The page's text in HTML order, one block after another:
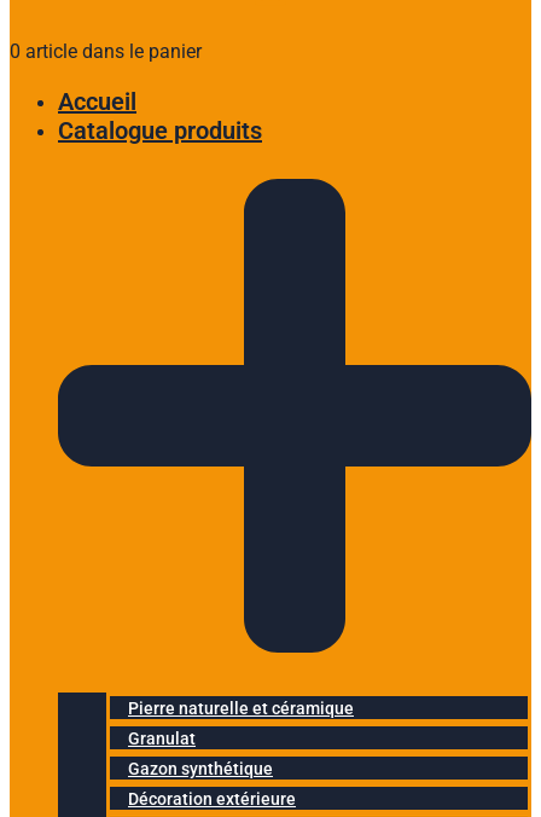
0 article dans le panier
Accueil
Catalogue produits
Pierre naturelle et céramique
Granulat
Gazon synthétique
Décoration extérieure